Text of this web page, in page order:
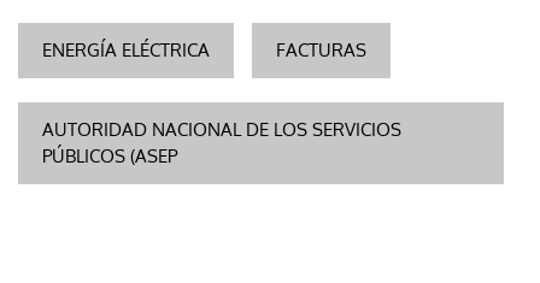
ENERGÍA ELÉCTRICA FACTURAS
AUTORIDAD NACIONAL DE LOS SERVICIOS
PÚBLICOS (ASEP